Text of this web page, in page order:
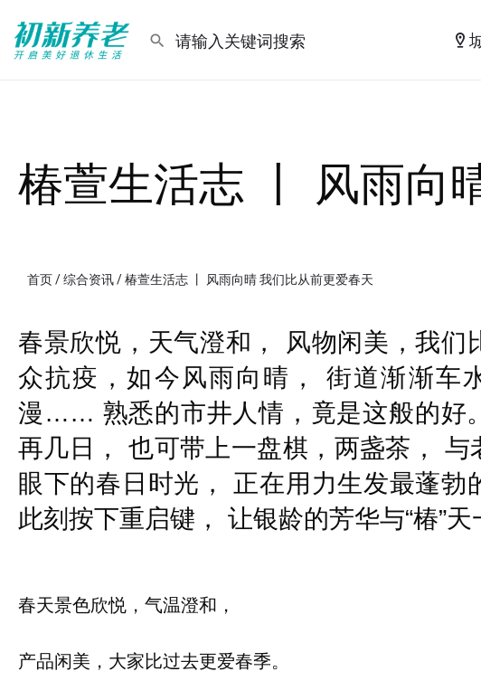
椿萱生活志 丨 风雨向
首页/综合资讯/ 椿萱生活志 丨 风雨向晴 我们比从前更爱春天
春景欣悦，天气澄和， 风物闲美，我们
众抗疫，如今风雨向晴， 街道渐渐车
漫…… 熟悉的市井人情，竟是这般的好
再几日， 也可带上一盘棋，两盏茶，
眼下的春日时光， 正在用力生发最蓬勃
此刻按下重启键， 让银龄的芳华与“椿”天
春天景色欣悦，气温澄和，
产品闲美，大家比过去更爱春季。